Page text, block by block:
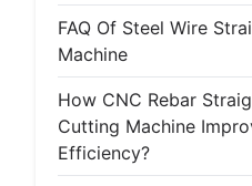
FAQ Of Steel Wire
Machine
How CNC Rebar
Cutting Machine
Efficiency?